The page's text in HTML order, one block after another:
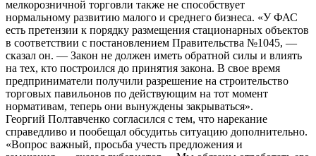
мелкорозничной торговли также не способствует
нормальному развитию малого и среднего бизнеса. «У ФАС
есть претензии к порядку размещения стационарных объектов
в соответствии с постановлением Правительства №1045, —
сказал он. — Закон не должен иметь обратной силы и влиять
на тех, кто построился до принятия закона. В свое время
предприниматели получили разрешение на строительство
торговых павильонов по действующим на тот момент
нормативам, теперь они вынуждены закрываться».
Георгий Полтавченко согласился с тем, что нарекание
справедливо и пообещал обсудитьь ситуацию дополнительно.
«Вопрос важный, просьба учесть предложения и